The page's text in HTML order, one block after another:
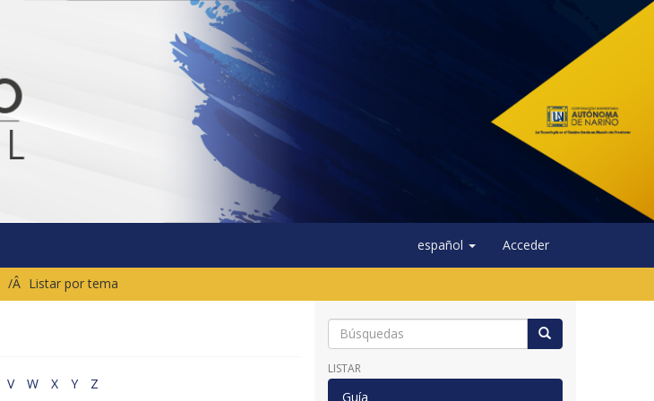
español Acceder
Listar por tema
V W X Y Z
LISTAR
Guía